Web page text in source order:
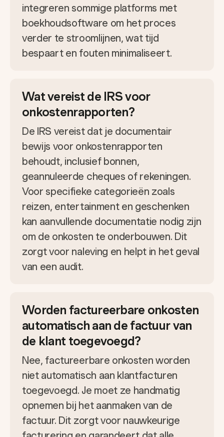
integreren sommige platforms met
boekhoudsoftware om het proces
verder te stroomlijnen, wat tijd
bespaart en fouten minimaliseert.
Wat vereist de IRS voor
onkostenrapporten?
De IRS vereist dat je documentair
bewijs voor onkostenrapporten
behoudt, inclusief bonnen,
geannuleerde cheques of rekeningen.
Voor specifieke categorieën zoals
reizen, entertainment en geschenken
kan aanvullende documentatie nodig zijn
om de onkosten te onderbouwen. Dit
zorgt voor naleving en helpt in het geval
van een audit.
Worden factureerbare onkosten
automatisch aan de factuur van
de klant toegevoegd?
Nee, factureerbare onkosten worden
niet automatisch aan klantfacturen
toegevoegd. Je moet ze handmatig
opnemen bij het aanmaken van de
factuur. Dit zorgt voor nauwkeurige